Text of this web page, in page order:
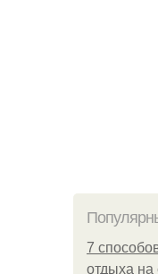
7
отдыха на